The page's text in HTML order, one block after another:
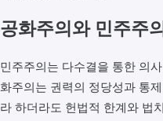
공화주의와 민주주
민주주의는 다수결을 통한 의
화주의는 권력의 정당성과 통
라 하더라도 헌법적 한계와 법